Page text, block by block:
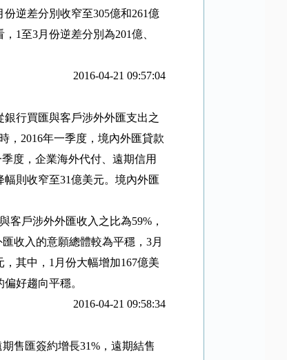
份逆差分別收窄至305億和261億
1至3月份逆差分別為201億、
2016-04-21 09:57:04
行買匯與客戶涉外外匯支出之
， 2016年一季度，境內外匯貸款
度，企業海外代付、遠期信用
幅則收窄至31億美元。境內外匯
客戶涉外外匯收入之比為59%，
收入的意願總體較為平穩， 3月
，其中， 1 月份大幅增加167億美
好趨向平穩。
2016-04-21 09:58:34
期售匯簽約增長31%，遠期結售